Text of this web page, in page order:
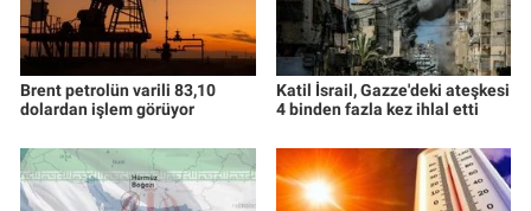
Brent petrolün varili 83,10
dolardan işlem görüyor
Katil İsrail, Gazze'deki ateşkesi
4 binden fazla kez ihlal etti